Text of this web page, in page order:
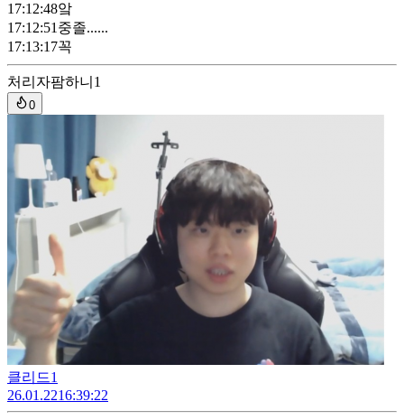
17:12:48앜
17:12:51 중졸......
17:13:17꼭
처리자팜하니1
0
클리드1
26.01.2216:39:22